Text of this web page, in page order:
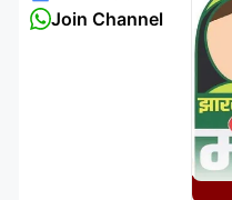
Join Channel